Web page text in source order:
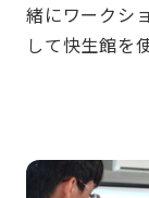
緒にワークシ
して快生館を